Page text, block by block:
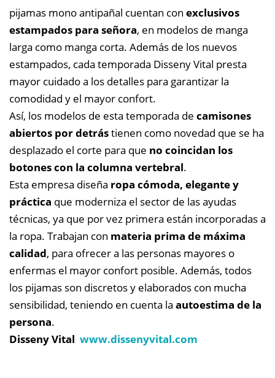
pijamas mono antipañal cuentan con exclusivos
estampados para señora, en modelos de manga
larga como manga corta. Además de los nuevos
estampados, cada temporada Disseny Vital presta
mayor cuidado a los detalles para garantizar la
comodidad y el mayor confort.
Así, los modelos de esta temporada de camisones
abiertos por detrástienen como novedad que se ha
desplazado el corte para que no coincidan los
botones con la columna vertebral.
Esta empresa diseña ropa cómoda, elegante y
práctica que moderniza el sector de las ayudas
técnicas, ya que por vez primera están incorporadas a
la ropa. Trabajan con materia prima de máxima
calidad, para ofrecer a las personas mayores o
enfermas el mayor confort posible. Además, todos
los pijamas son discretos y elaborados con mucha
sensibilidad, teniendo en cuenta la autoestima de la
persona.
Disseny Vital www.dissenyvital.com